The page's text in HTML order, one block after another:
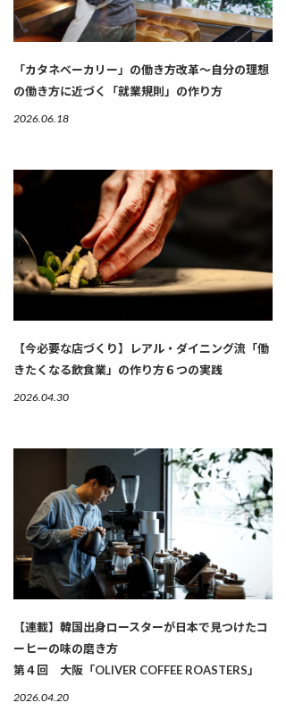
「カタネベーカリー」の働き方改革～自分の理想
の働き方に近づく「就業規則」の作り方
2026.06.18
【今必要な店づくり】レアル・ダイニング流「働
きたくなる飲食業」の作り方６つの実践
2026.04.30
【連載】韓国出身ロースターが日本で見つけたコ
ーヒーの味の磨き方
第４回 大阪「OLIVER COFFEE ROASTERS」
2026.04.20